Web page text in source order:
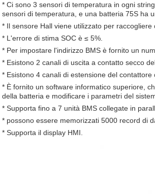
* Ci sono 3 sensori di temperatura in ogni
sensori di temperatura, e una batteria 75S ha
* Il sensore Hall viene utilizzato per
* L'errore di stima SOC è ≤ 5%.
* Per impostare l'indirizzo BMS è fornito un
* Esistono 2 canali di uscita a contatto secco
* Esistono 4 canali di estensione del
* È fornito un software informatico superiore,
della batteria e modificare i parametri del
* Supporta fino a 7 unità BMS collegate in
* possono essere memorizzati 5000 record di
* Supporta il display HMI.